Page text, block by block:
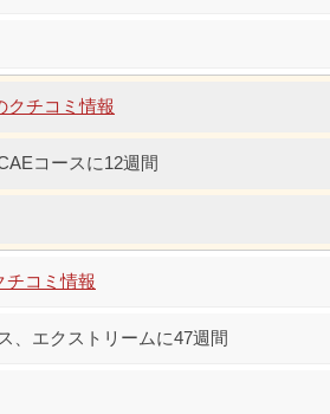
クチコミ情報
コースに12週間
チコミ情報
、エクストリームに47週間